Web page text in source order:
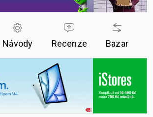
Návody Recenze Bazar